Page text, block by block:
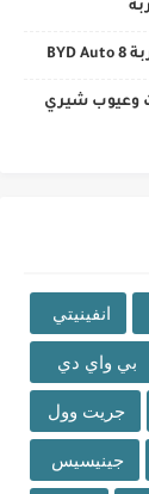
النسيان ؟ اهم 7 مميزات وعيوب شيري
انفينيتي
بي واي دي
جريت وول
جينيسيس